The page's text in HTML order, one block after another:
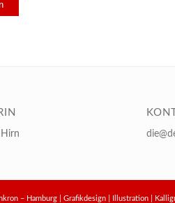
– Hamburg | Grafikdesign | Illustration